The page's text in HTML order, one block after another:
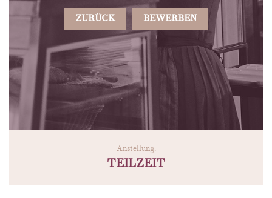
ZURÜCK BEWERBEN
Anstellung:
TEILZEIT